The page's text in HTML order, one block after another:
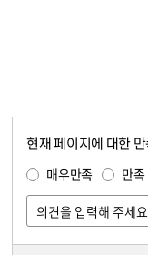
현재 페이지에 대한
매우만족 만족